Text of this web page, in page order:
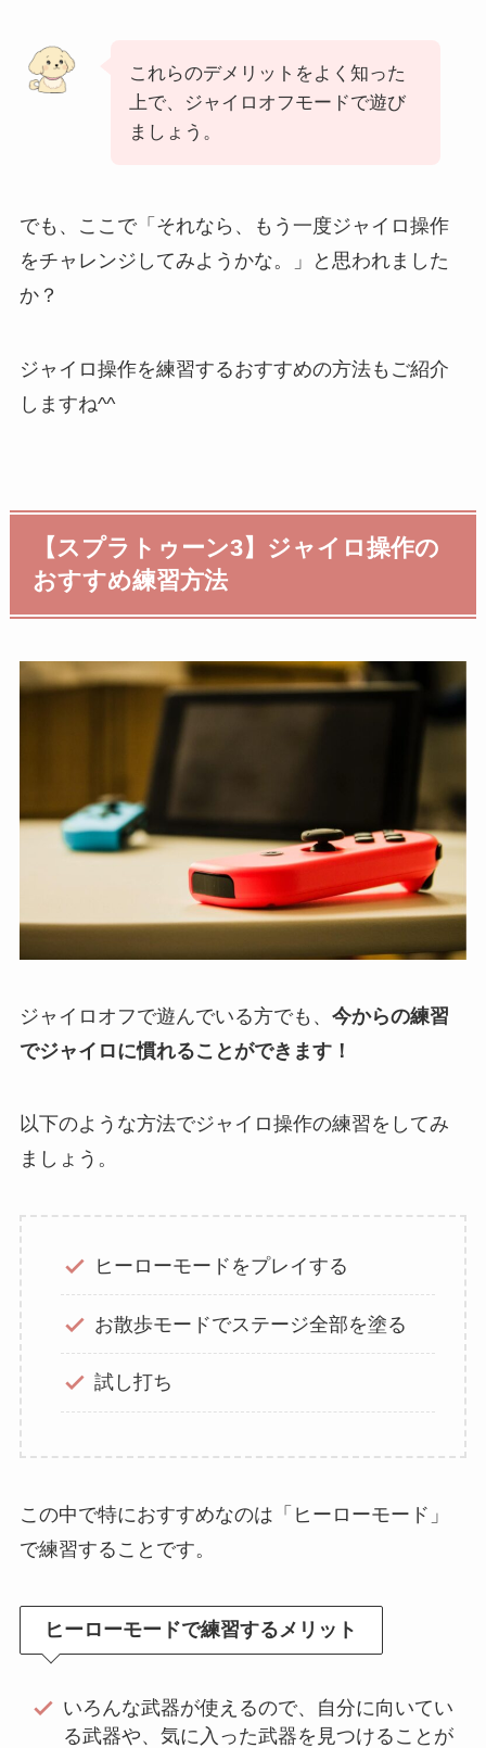
これらのデメリットをよく知った
上で、ジャイロオフモードで遊び
ましょう。
でも、ここで「それなら、もう一度ジャイロ操作
をチャレンジしてみようかな。」と思われました
か？
ジャイロ操作を練習するおすすめの方法もご紹介
しますね^^
【スプラトゥーン3】ジャイロ操作の
おすすめ練習方法
ジャイロオフで遊んでいる方でも、 今からの練習
でジャイロに慣れることができます！
以下のような方法でジャイロ操作の練習をしてみ
ましょう。
ヒーローモードをプレイする
お散歩モードでステージ全部を塗る
試し打ち
この中で特におすすめなのは「ヒーローモード」
で練習することです。
ヒーローモードで練習するメリット
いろんな武器が使えるので、自分に向いてい
る武器や、気に入った武器を見つけることが